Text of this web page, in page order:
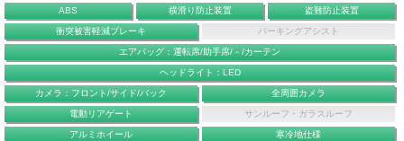
ABS 横滑り防止装置 盗難防止装置
衝突被害軽減ブレーキ パーキングアシスト
エアバッグ：運転席/助手席/－/カーテン
ヘッドライト：LED
カメラ：フロント/サイド/バック 全周囲カメラ
電動リアゲート サンルーフ・ガラスルーフ
アルミホイール 寒冷地仕様